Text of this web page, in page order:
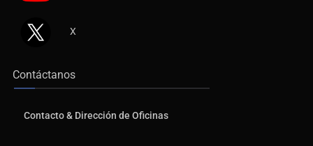
X
Contáctanos
Contacto & Dirección de Oficinas